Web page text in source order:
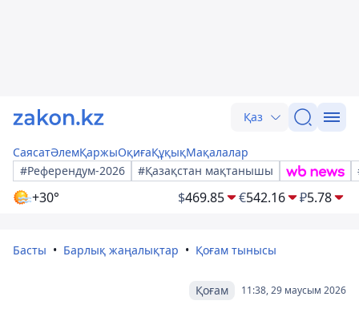
Қаз
СаясатӘлемҚаржыОқиғаҚұқықМақалалар
#Референдум-2026
#Қазақстан мақтанышы
+30° $469.85 €542.16 ₽5.78
Басты Барлық жаңалықтар Қоғам тынысы
11:38, 29 маусым 2026
Қоғам